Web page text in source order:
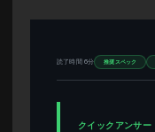
読了時間 6分 推奨スペック
クイックアンサー